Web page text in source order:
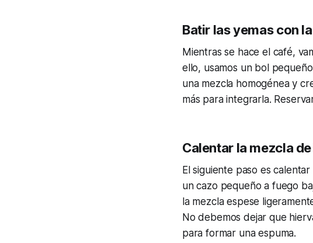
Batir las yemas con
Mientras se hace el café,
ello, usamos un bol
una mezcla homogénea y
más para integrarla.
Calentar la mezcla
El siguiente paso es
un cazo pequeño a fuego
la mezcla espese
No debemos dejar que
para formar una espuma.